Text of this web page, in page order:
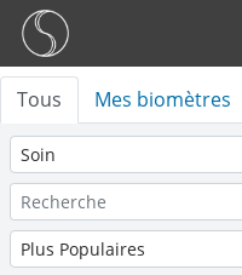
Tous Mes biomètres